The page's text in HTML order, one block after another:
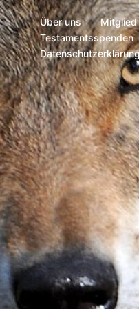
Über uns
Testamentsspenden